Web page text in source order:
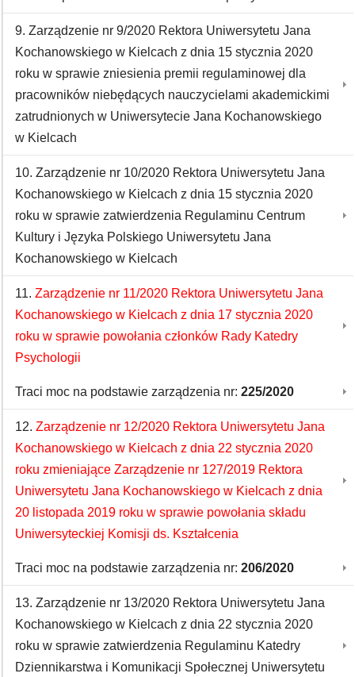
9. Zarządzenie nr 9/2020 Rektora Uniwersytetu Jana
Kochanowskiego w Kielcach z dnia 15 stycznia 2020
roku w sprawie zniesienia premii regulaminowej dla
pracowników niebędących nauczycielami akademickimi
zatrudnionych w Uniwersytecie Jana Kochanowskiego
w Kielcach
10. Zarządzenie nr 10/2020 Rektora Uniwersytetu Jana
Kochanowskiego w Kielcach z dnia 15 stycznia 2020
roku w sprawie zatwierdzenia Regulaminu Centrum
Kultury i Języka Polskiego Uniwersytetu Jana
Kochanowskiego w Kielcach
11. Zarządzenie nr 11/2020 Rektora Uniwersytetu Jana
Kochanowskiego w Kielcach z dnia 17 stycznia 2020
roku w sprawie powołania członków Rady Katedry
Psychologii
Traci moc na podstawie zarządzenia nr: 225/2020
12. Zarządzenie nr 12/2020 Rektora Uniwersytetu Jana
Kochanowskiego w Kielcach z dnia 22 stycznia 2020
roku zmieniające Zarządzenie nr 127/2019 Rektora
Uniwersytetu Jana Kochanowskiego w Kielcach z dnia
20 listopada 2019 roku w sprawie powołania składu
Uniwersyteckiej Komisji ds. Kształcenia
Traci moc na podstawie zarządzenia nr: 206/2020
13. Zarządzenie nr 13/2020 Rektora Uniwersytetu Jana
Kochanowskiego w Kielcach z dnia 22 stycznia 2020
roku w sprawie zatwierdzenia Regulaminu Katedry
Dziennikarstwa i Komunikacji Społecznej Uniwersytetu